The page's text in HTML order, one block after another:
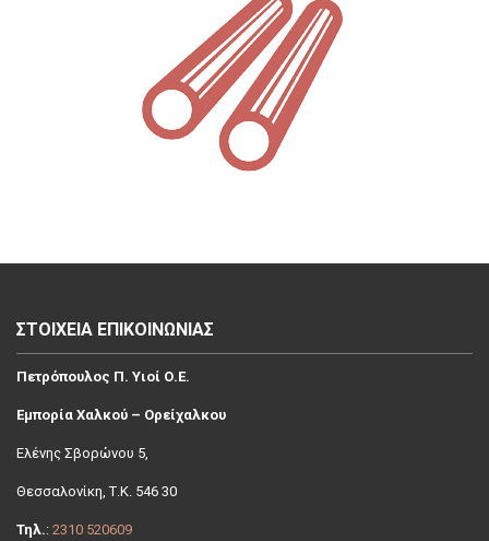
ΣΤΟΙΧΕΙΑ ΕΠΙΚΟΙΝΩΝΙΑΣ
Πετρόπουλος Π. Υιοί Ο.Ε.
Εμπορία Χαλκού – Ορείχαλκου
Ελένης Σβoρώνου 5,
Θεσσαλονίκη, Τ.Κ. 546 30
Τηλ.: 2310 520609